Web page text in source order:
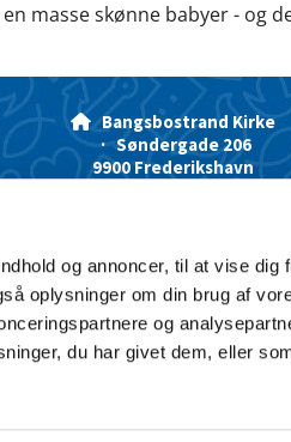
og annoncer, til at vise dig
oplysninger om din brug af
og
du har givet dem, eller
masse skønne babyer - og
Bangsbostrand Kirke
· Søndergade 206
9900 Frederikshavn
Eller efter aftale
98 42 06 93

Cookiepolitik